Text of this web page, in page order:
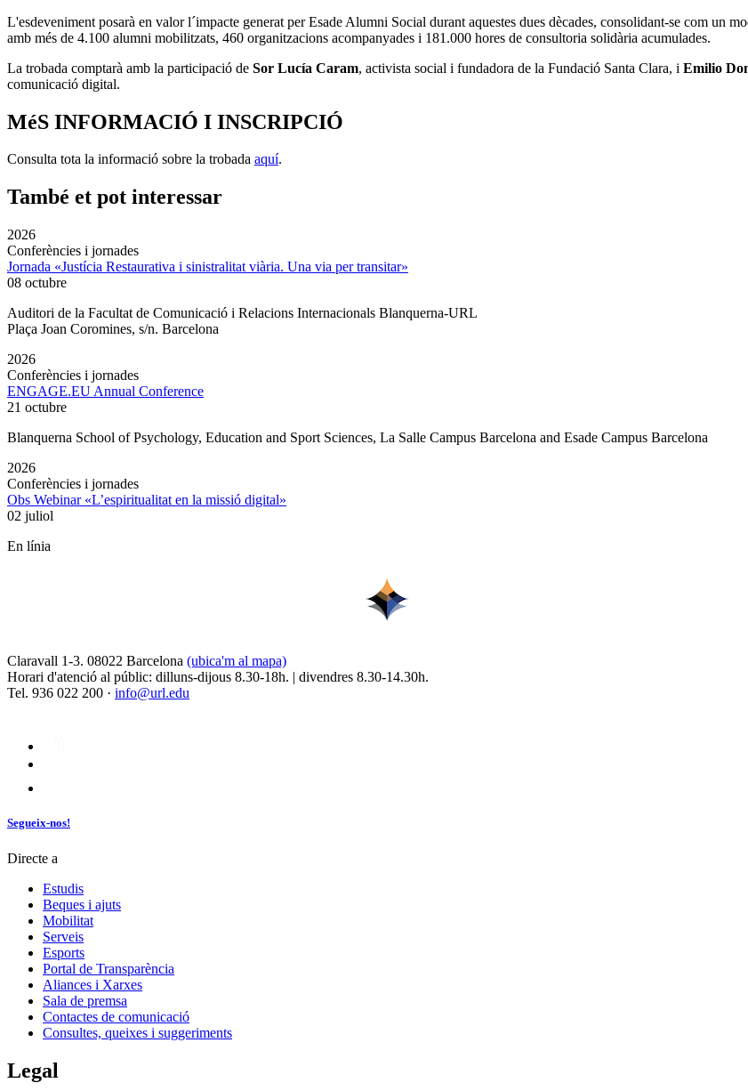
L'esdeveniment posarà en valor l´impacte generat per Esade Alumni Social durant aquestes dues dècades, consolidant-se com un
amb més de 4.100 alumni mobilitzats, 460 organitzacions acompanyades i 181.000 hores de consultoria solidària acumulades.
La trobada comptarà amb la participació de Sor Lucía Caram, activista social i fundadora de la Fundació Santa Clara, i Emilio
comunicació digital.
MéS INFORMACIÓ I INSCRIPCIÓ
Consulta tota la informació sobre la trobada aquí.
També et pot interessar
2026
Conferències i jornades
Jornada «Justícia Restaurativa i sinistralitat viària. Una via per transitar»
08 octubre
Auditori de la Facultat de Comunicació i Relacions Internacionals Blanquerna-URL
Plaça Joan Coromines, s/n. Barcelona
2026
Conferències i jornades
ENGAGE.EU Annual Conference
21 octubre
Blanquerna School of Psychology, Education and Sport Sciences, La Salle Campus Barcelona and Esade Campus Barcelona
2026
Conferències i jornades
Obs Webinar «L’espiritualitat en la missió digital»
02 juliol
En línia
Claravall 1-3. 08022 Barcelona (ubica'm al mapa)
Horari d'atenció al públic: dilluns-dijous 8.30-18h. | divendres 8.30-14.30h.
Tel. 936 022 200 · info@url.edu
Segueix-nos!
Directe a
Estudis
Beques i ajuts
Mobilitat
Serveis
Esports
Portal de Transparència
Aliances i Xarxes
Sala de premsa
Contactes de comunicació
Consultes, queixes i suggeriments
Legal